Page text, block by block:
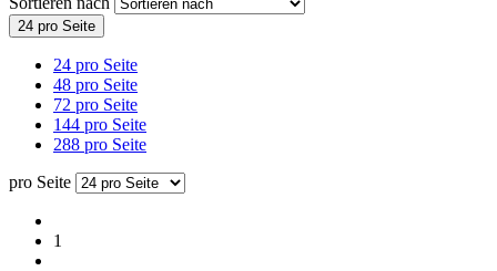
24 pro Seite
24 pro Seite
48 pro Seite
72 pro Seite
144 pro Seite
288 pro Seite
pro Seite
1